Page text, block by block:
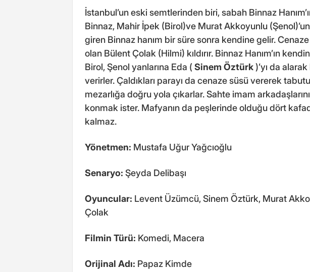
İstanbul’un eski semtlerinden biri, sabah Binnaz
Binnaz, Mahir İpek (Birol)ve Murat Akkoyunlu
giren Binnaz hanım bir süre sonra kendine gelir.
olan Bülent Çolak (Hilmi) kıldırır. Binnaz Hanım’ın
Birol, Şenol yanlarına Eda ( Sinem Öztürk)’yı da
verirler. Çaldıkları parayı da cenaze süsü vererek
mezarlığa doğru yola çıkarlar. Sahte imam
konmak ister. Mafyanın da peşlerinde olduğu dört
kalmaz.
Yönetmen: Mustafa Uğur Yağcıoğlu
Senaryo: Şeyda Delibaşı
Oyuncular: Levent Üzümcü, Sinem Öztürk, Murat
Çolak
Filmin Türü: Komedi, Macera
Orijinal Adı: Papaz Kimde